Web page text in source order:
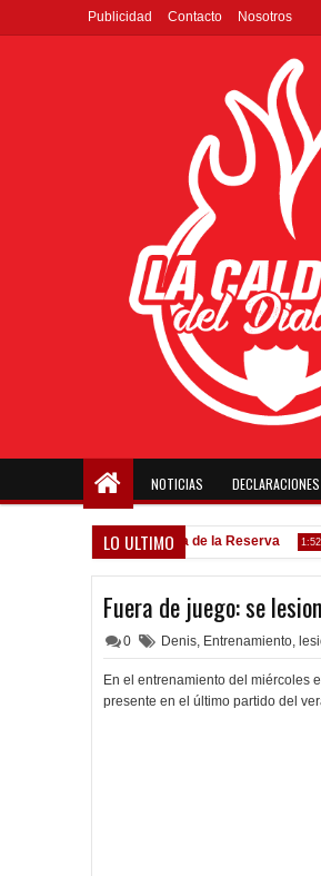
Publicidad Contacto Nosotros
NOTICIAS DECLARACIONES
LO ULTIMO
Goleada histórica de la Reserva 1:52 PM
Fuera de juego: se
0 Denis, Entrenamiento,
En el entrenamiento del miércoles
presente en el último partido del